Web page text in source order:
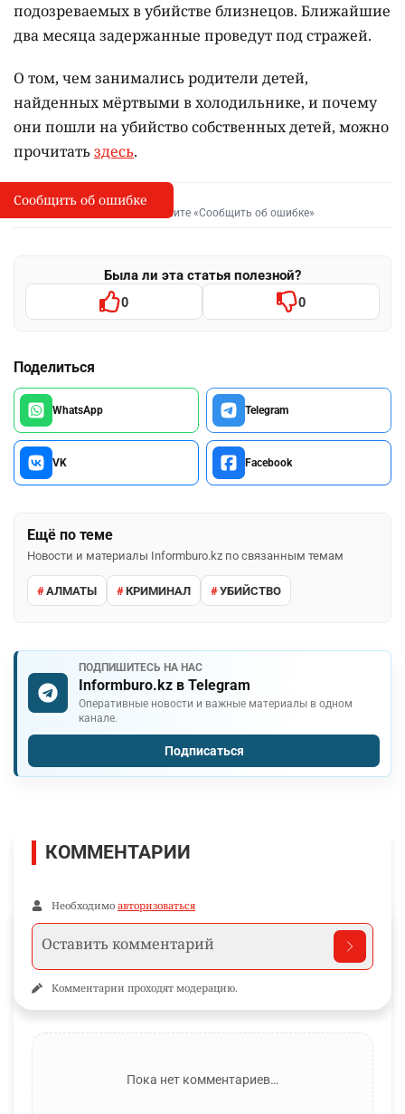
подозреваемых в убийстве близнецов. Ближайшие
два месяца задержанные проведут под стражей.
О том, чем занимались родители детей,
найденных мёртвыми в холодильнике, и почему
они пошли на убийство собственных детей, можно
прочитатьздесь.
I
Сообщить об опечатке
Выделите фрагмент и нажмите «Сообщить об ошибке»
Была ли эта статья полезной?
0 0
Поделиться
WhatsApp Telegram
VK Facebook
Ещё по теме
Новости и материалы Informburo.kz по связанным темам
АЛМАТЫ КРИМИНАЛ УБИЙСТВО
ПОДПИШИТЕСЬ НА НАС
Informburo.kz в Telegram
Оперативные новости и важные материалы в одном
канале.
Подписаться
Сообщить об ошибке
КОММЕНТАРИИ
Необходимо авторизоваться
Комментарии проходят модерацию.
Пока нет комментариев…